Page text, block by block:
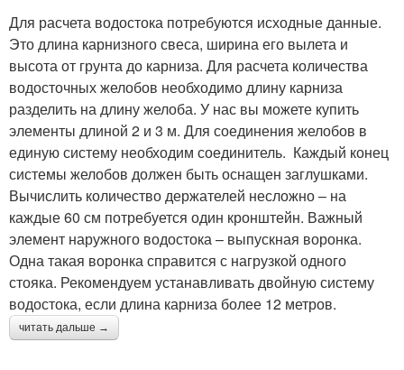
Для расчета водостока потребуются исходные данные.
Это длина карнизного свеса, ширина его вылета и
высота от грунта до карниза. Для расчета количества
водосточных желобов необходимо длину карниза
разделить на длину желоба. У нас вы можете купить
элементы длиной 2 и 3 м. Для соединения желобов в
единую систему необходим соединитель. Каждый конец
системы желобов должен быть оснащен заглушками.
Вычислить количество держателей несложно – на
каждые 60 см потребуется один кронштейн. Важный
элемент наружного водостока – выпускная воронка.
Одна такая воронка справится с нагрузкой одного
стояка. Рекомендуем устанавливать двойную систему
водостока, если длина карниза более 12 метров.
читать дальше →